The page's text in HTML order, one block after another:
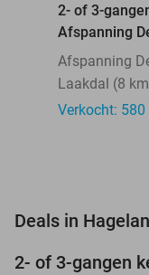
2- of 3-
Afspanning
Afspanning
Laakdal (8
Verkocht: 580
Deals in
2- of 3-gangen